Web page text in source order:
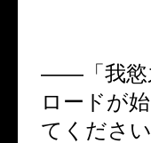
――「我慾
ロードが
てください